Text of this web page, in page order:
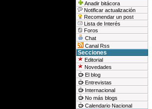
Anadir bitácora
Notificar actualización
Recomendar un post
Lista de Interés
Foros
Chat
Canal Rss
Secciones
Editorial
Novedades
El blog
Entrevistas
Internacional
No más blogs
Calendario Nacional